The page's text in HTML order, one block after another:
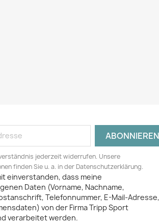
jederzeit widerrufen. Unsere
finden Sie u. a. in der Datenschutzerklärung.
einverstanden, dass meine
Daten (Vorname, Nachname,
Telefonnummer, E-Mail-Adresse,
von der Firma Tripp Sport
verarbeitet werden.